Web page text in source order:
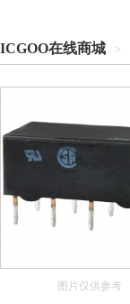
ICGOO在线商城 >
图片仅供参考